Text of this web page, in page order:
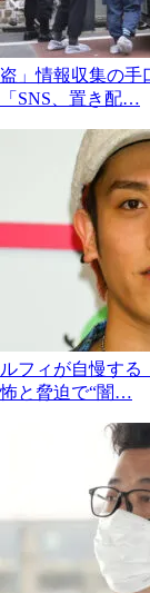
盗」情報収集の手
「SNS、置き配…
ルフィが自慢す
怖と脅迫で“闇…